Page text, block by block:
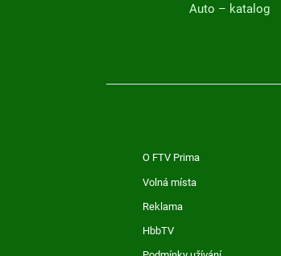
Auto – katalog
O FTV Prima
Volná místa
Reklama
HbbTV